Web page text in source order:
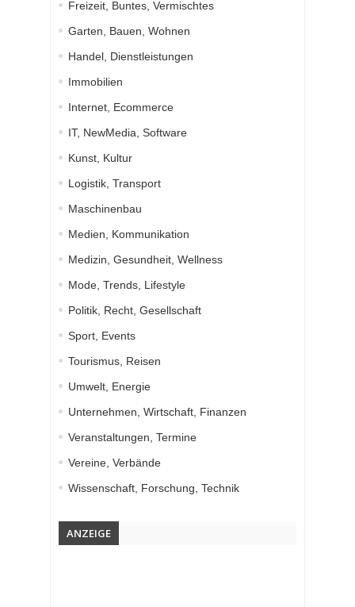
Freizeit, Buntes, Vermischtes
Garten, Bauen, Wohnen
Handel, Dienstleistungen
Immobilien
Internet, Ecommerce
IT, NewMedia, Software
Kunst, Kultur
Logistik, Transport
Maschinenbau
Medien, Kommunikation
Medizin, Gesundheit, Wellness
Mode, Trends, Lifestyle
Politik, Recht, Gesellschaft
Sport, Events
Tourismus, Reisen
Umwelt, Energie
Unternehmen, Wirtschaft, Finanzen
Veranstaltungen, Termine
Vereine, Verbände
Wissenschaft, Forschung, Technik
ANZEIGE